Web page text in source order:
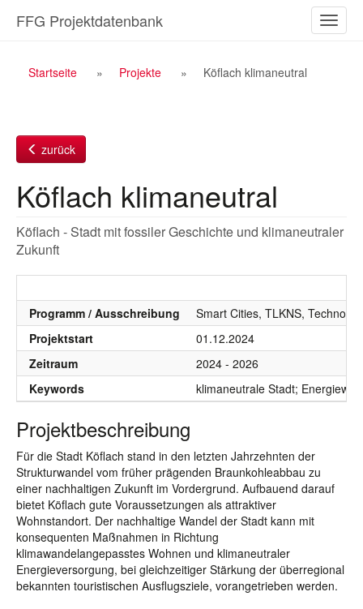
Inhalt
ein-/
FFG Projektdatenbank
Breadcrumb
Startseite Projekte Köflach klimaneutral
zurück
Köflach klimaneutral
Köflach - Stadt mit fossiler Geschichte und klimaneutraler
Zukunft
Programm / Ausschreibung
Smart Cities, TLKNS,
Projektstart
01.12.2024
Zeitraum
2024 - 2026
Keywords
klimaneutrale Stadt;
Projektbeschreibung
Für die Stadt Köflach stand in den letzten Jahrzehnten der
Strukturwandel vom früher prägenden Braunkohleabbau zu
einer nachhaltigen Zukunft im Vordergrund. Aufbauend darauf
bietet Köflach gute Voraussetzungen als attraktiver
Wohnstandort. Der nachhaltige Wandel der Stadt kann mit
konsequenten Maßnahmen in Richtung
klimawandelangepasstes Wohnen und klimaneutraler
Energieversorgung, bei gleichzeitiger Stärkung der überregional
bekannten touristischen Ausflugsziele, vorangetrieben werden.